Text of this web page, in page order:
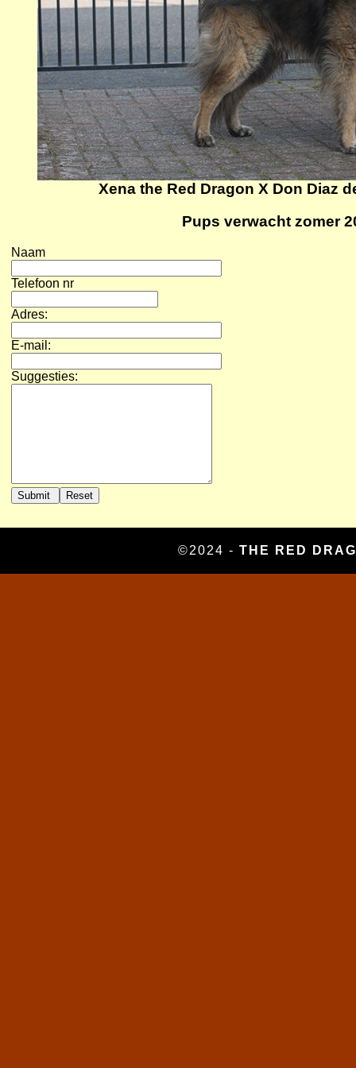
Xena the Red Dragon X Don Diaz
Pups verwacht zomer
Naam
Telefoon nr
Adres:
E-mail:
Suggesties:
©2024 - THE RED